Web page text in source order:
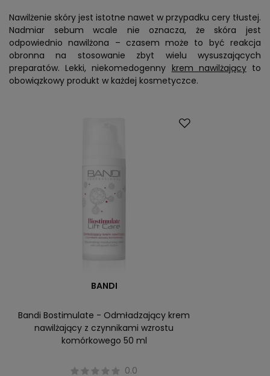
Nawilżenie skóry jest istotne nawet w przypadku cery tłustej.
Nadmiar sebum wcale nie oznacza, że skóra jest
odpowiednio nawilżona – czasem może to być reakcja
obronna na stosowanie zbyt wielu wysuszających
preparatów. Lekki, niekomedogenny krem nawilżającyto
obowiązkowy produkt w każdej kosmetyczce.
BANDI
Bandi Bostimulate - Odmładzający krem
nawilżający z czynnikami wzrostu
komórkowego 50 ml
0.0